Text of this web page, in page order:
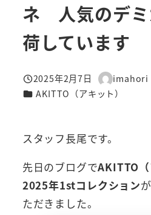
ネ 人気のデミ
荷しています
投稿日
2025年2月7日
著
者
imahori
カテゴリー
AKITTO（アキット）
スタッフ長尾です。
先日のブログでAKITTO（
2025年1stコレクション
ただきました。